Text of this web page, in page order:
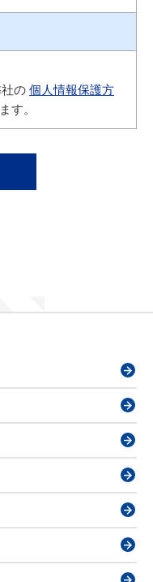
の 個人情報保護方
す。